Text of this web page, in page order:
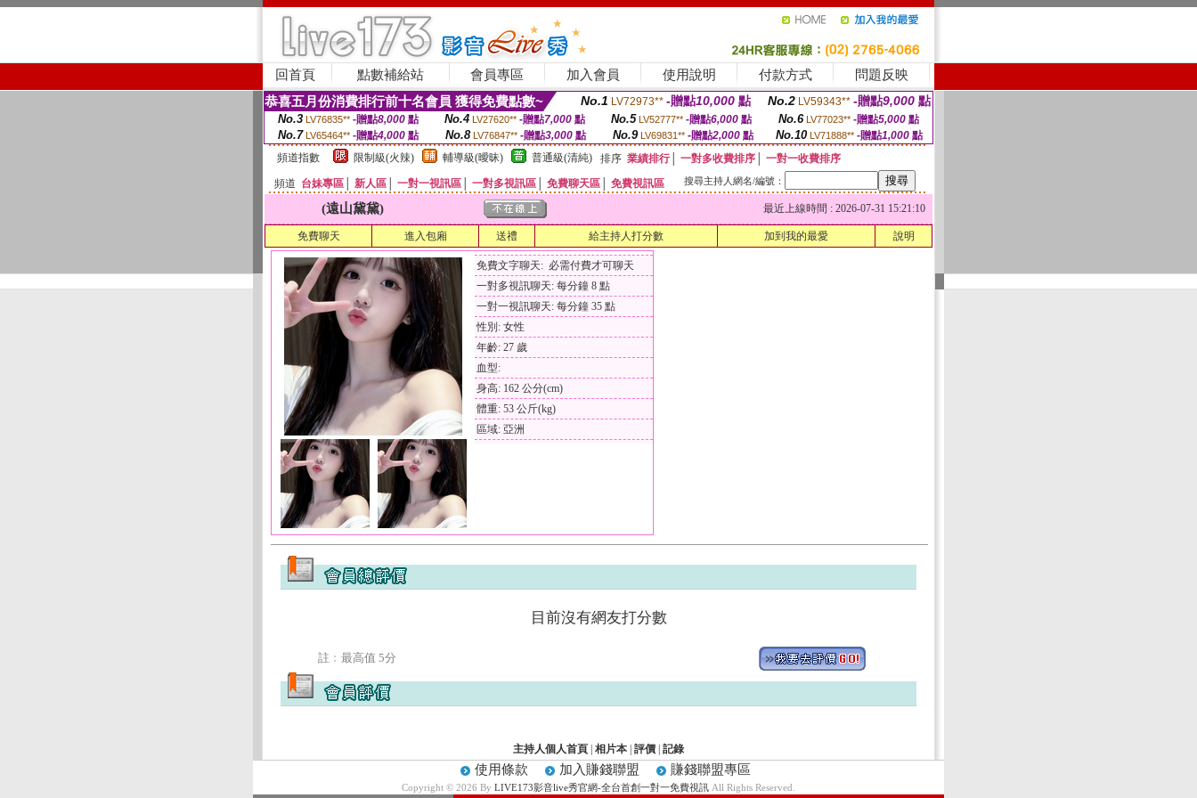
回首頁 點數補給站 會員專區 加入會員 使用說明 付款方式 問題反映
恭喜五月份消費排行前十名會員 獲得免費點數~ No.1 LV72973** -贈點10,000 點 No.2 LV59343** -贈點9,000 點
No.3 LV76835** -贈點8,000點 No.4 LV27620** -贈點7,000點 No.5 LV52777** -贈點6,000點 No.6 LV77023** -贈點5,000點
No.7 LV65464** -贈點4,000 點 No.8 LV76847** -贈點3,000 點 No.9 LV69831** -贈點2,000點 No.10 LV71888** -贈點1,000 點
頻道指數
限制級(火辣) 輔導級(曖昧) 普通級(清純) 排序 業績排行│ 一對多收費排序
一對一收費排序
頻道 台妹專區 新人區 一對一視訊區 一對多視訊區 免費聊天區 免費視訊區 搜尋主持人網名/編號：
(遠山黛黛) 最近上線時間 : 2026-07-31 15:21:10
免費聊天 進入包廂 送禮 給主持人打分數 加到我的最愛 說明
免費文字聊天: 必需付費才可聊天
一對多視訊聊天: 每分鐘 8 點
一對一視訊聊天: 每分鐘 35 點
性別: 女性
年齡: 27 歲
血型:
身高: 162 公分(cm)
體重: 53 公斤(kg)
區域: 亞洲
目前沒有網友打分數
註﹕最高值 5分
主持人個人首頁 相片本 評價 記錄
使用條款 加入賺錢聯盟 賺錢聯盟專區
Copyright © 2026 By LIVE173影音live秀官網-全台首創一對一免費視訊 All Rights Reserved.